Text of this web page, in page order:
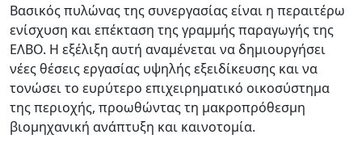
Βασικός πυλώνας της συνεργασίας είναι η περαιτέρω
ενίσχυση και επέκταση της γραμμής παραγωγής της
ΕΛΒΟ. Η εξέλιξη αυτή αναμένεται να δημιουργήσει
νέες θέσεις εργασίας υψηλής εξειδίκευσης και να
τονώσει το ευρύτερο επιχειρηματικό οικοσύστημα
της περιοχής, προωθώντας τη μακροπρόθεσμη
βιομηχανική ανάπτυξη και καινοτομία.